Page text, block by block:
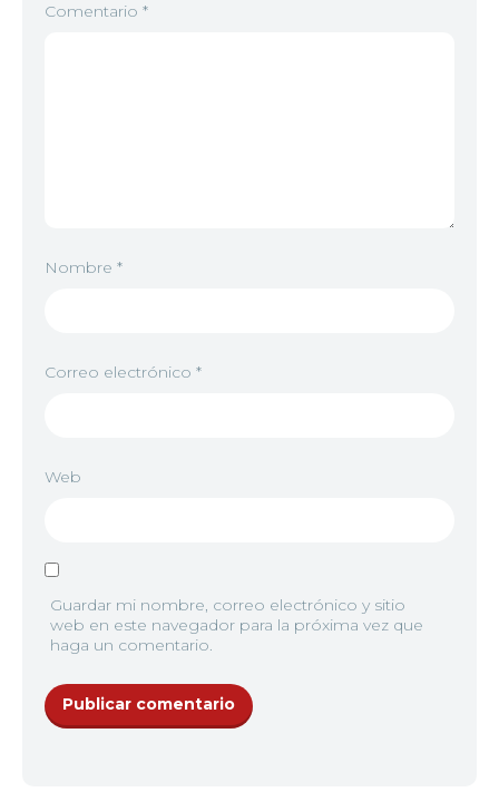
Comentario *
Nombre *
Correo electrónico *
Web
Guardar mi nombre, correo electrónico y sitio
web en este navegador para la próxima vez que
haga un comentario.